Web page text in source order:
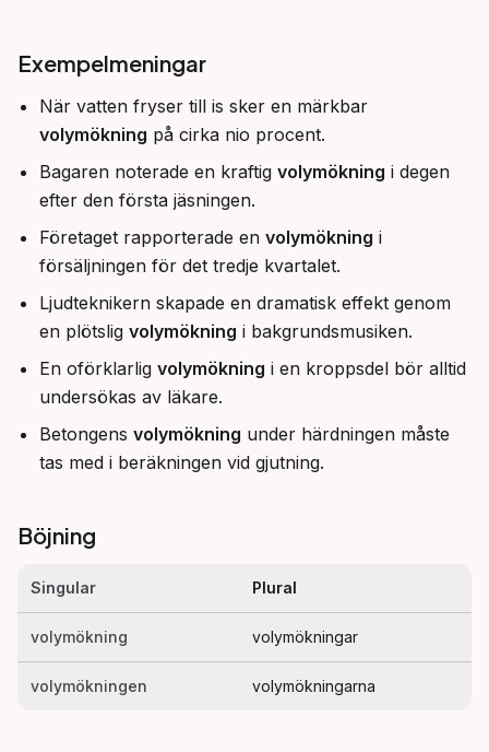
Exempelmeningar
När vatten fryser till is sker en märkbar
volymökning på cirka nio procent.
Bagaren noterade en kraftig volymökning i degen
efter den första jäsningen.
Företaget rapporterade en volymökning i
försäljningen för det tredje kvartalet.
Ljudteknikern skapade en dramatisk effekt genom
en plötslig volymökning i bakgrundsmusiken.
En oförklarlig volymökning i en kroppsdel bör alltid
undersökas av läkare.
Betongens volymökning under härdningen måste
tas med i beräkningen vid gjutning.
Böjning
Singular Plural
volymökning volymökningar
volymökningen volymökningarna